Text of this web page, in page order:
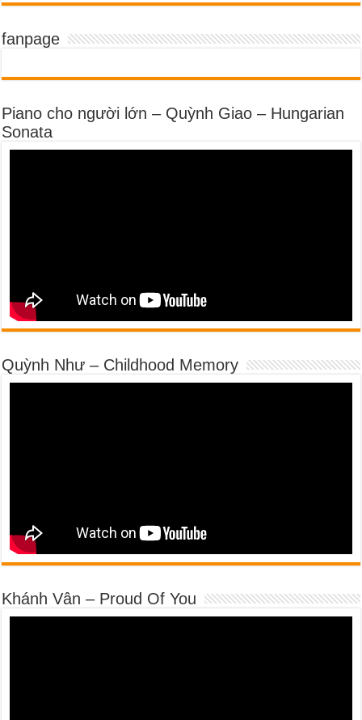
fanpage
Piano cho người lớn – Quỳnh Giao – Hungarian
Sonata
Quỳnh Như – Childhood Memory
Khánh Vân – Proud Of You